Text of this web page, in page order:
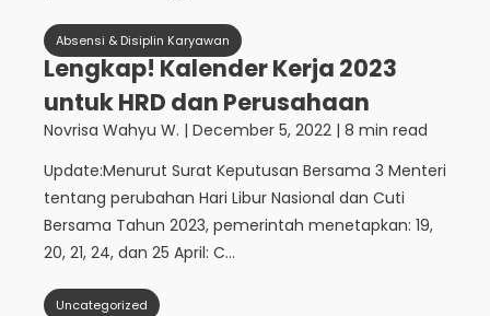
Absensi & Disiplin Karyawan
Lengkap! Kalender Kerja 2023
untuk HRD dan Perusahaan
Novrisa Wahyu W. | December 5, 2022 | 8 min read
Update:Menurut Surat Keputusan Bersama 3 Menteri
tentang perubahan Hari Libur Nasional dan Cuti
Bersama Tahun 2023, pemerintah menetapkan: 19,
20, 21, 24, dan 25 April: C...
Uncategorized